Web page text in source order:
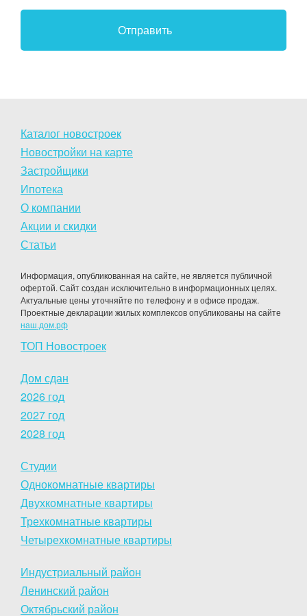
Каталог новостроек
Новостройки на карте
Застройщики
Ипотека
О компании
Акции и скидки
Статьи
Информация, опубликованная на сайте, не является публичной
офертой. Сайт создан исключительно в информационных целях.
Актуальные цены уточняйте по телефону и в офисе продаж.
Проектные декларации жилых комплексов опубликованы на сайте
наш.дом.рф
ТОП Новостроек
Дом сдан
2026 год
2027 год
2028 год
Студии
Однокомнатные квартиры
Двухкомнатные квартиры
Трехкомнатные квартиры
Четырехкомнатные квартиры
Индустриальный район
Ленинский район
Октябрьский район